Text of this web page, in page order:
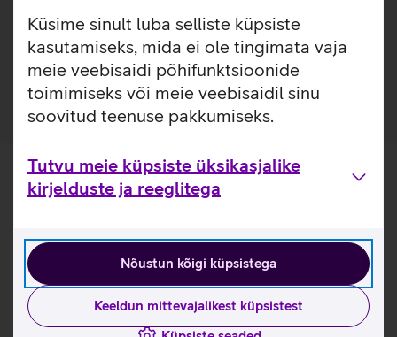
Küsime sinult luba selliste küpsiste
kasutamiseks, mida ei ole tingimata vaja
meie veebisaidi põhifunktsioonide
toimimiseks või meie veebisaidil sinu
soovitud teenuse pakkumiseks.
Tutvu meie küpsiste üksikasjalike
kirjelduste ja reeglitega
Nõustun kõigi küpsistega
Keeldun mittevajalikest küpsistest
Tutvu SanDisk Ultra mälukaardi omadustega lähemalt